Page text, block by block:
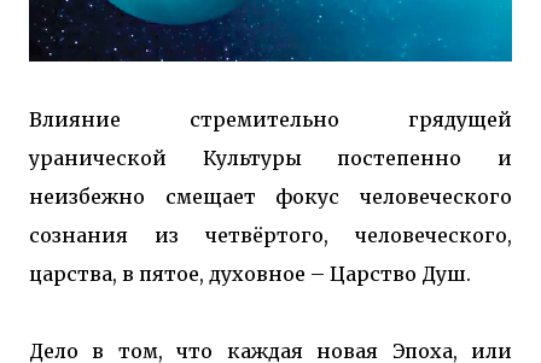
Влияние стремительно грядущей
уранической Культуры постепенно и
неизбежно смещает фокус человеческого
сознания из четвёртого, человеческого,
царства, в пятое, духовное – Царство Душ.
Дело в том, что каждая новая Эпоха, или